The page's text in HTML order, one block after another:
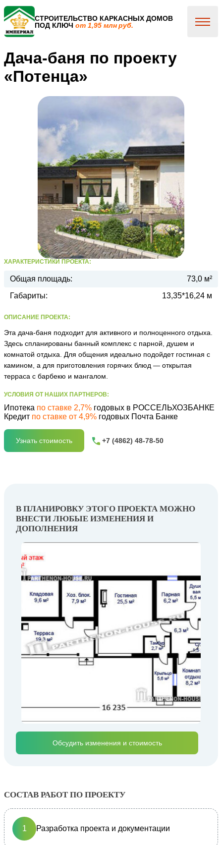
СТРОИТЕЛЬСТВО КАРКАСНЫХ ДОМОВ
ПОД КЛЮЧ от 1,95 млн руб.
Дача-баня по проекту
«Потенца»
ХАРАКТЕРИСТИКИ ПРОЕКТА:
Общая площадь:
73,0 м²
Габариты:
13,35*16,24 м
ОПИСАНИЕ ПРОЕКТА:
Эта дача-баня подходит для активного и полноценного отдыха.
Здесь спланированы банный комплекс с парной, душем и
комнатой отдыха. Для общения идеально подойдет гостиная с
камином, а для приготовления горячих блюд — открытая
терраса с барбекю и мангалом.
УСЛОВИЯ ОТ НАШИХ ПАРТНЕРОВ:
Ипотека по ставке 2,7% годовых в РОССЕЛЬХОЗБАНКЕ
Кредит по ставке от 4,9% годовых Почта Банке
Узнать стоимость +7 (4862) 48-78-50
В ПЛАНИРОВКУ ЭТОГО ПРОЕКТА МОЖНО
ВНЕСТИ ЛЮБЫЕ ИЗМЕНЕНИЯ И
ДОПОЛНЕНИЯ
Обсудить изменения и стоимость
СОСТАВ РАБОТ ПО ПРОЕКТУ
Разработка проекта и документации